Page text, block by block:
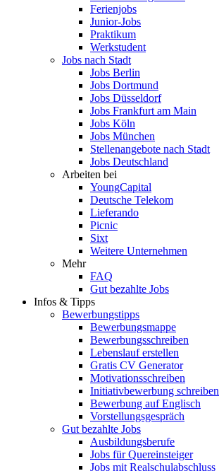
Ferienjobs
Junior-Jobs
Praktikum
Werkstudent
Jobs nach Stadt
Jobs Berlin
Jobs Dortmund
Jobs Düsseldorf
Jobs Frankfurt am Main
Jobs Köln
Jobs München
Stellenangebote nach Stadt
Jobs Deutschland
Arbeiten bei
YoungCapital
Deutsche Telekom
Lieferando
Picnic
Sixt
Weitere Unternehmen
Mehr
FAQ
Gut bezahlte Jobs
Infos & Tipps
Bewerbungstipps
Bewerbungsmappe
Bewerbungsschreiben
Lebenslauf erstellen
Gratis CV Generator
Motivationsschreiben
Initiativbewerbung schreiben
Bewerbung auf Englisch
Vorstellungsgespräch
Gut bezahlte Jobs
Ausbildungsberufe
Jobs für Quereinsteiger
Jobs mit Realschulabschluss